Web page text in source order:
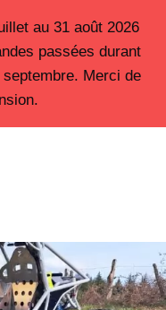
au 31 août 2026
passées durant
Merci de